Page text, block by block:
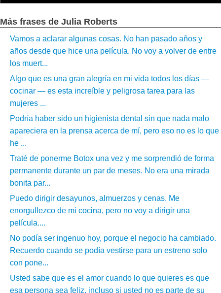
Más frases de Julia Roberts
Vamos a aclarar algunas cosas. No han pasado años y
años desde que hice una película. No voy a volver de entre
los muert...
Algo que es una gran alegría en mi vida todos los días —
cocinar — es esta increíble y peligrosa tarea para las
mujeres ...
Podría haber sido un higienista dental sin que nada malo
apareciera en la prensa acerca de mí, pero eso no es lo que
he ...
Traté de ponerme Botox una vez y me sorprendió de forma
permanente durante un par de meses. No era una mirada
bonita par...
Puedo dirigir desayunos, almuerzos y cenas. Me
enorgullezco de mi cocina, pero no voy a dirigir una
película....
No podía ser ingenuo hoy, porque el negocio ha cambiado.
Recuerdo cuando se podía vestirse para un estreno solo
con pone...
Usted sabe que es el amor cuando lo que quieres es que
esa persona sea feliz, incluso si usted no es parte de su